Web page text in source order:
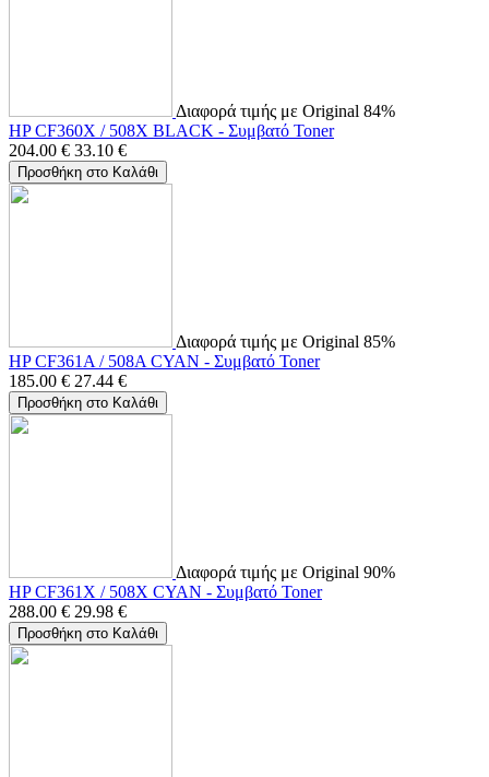
Διαφορά τιμής με Original 84%
HP CF360X / 508X BLACK - Συμβατό Toner
204.00 € 33.10 €
Προσθήκη στο Καλάθι
Διαφορά τιμής με Original 85%
HP CF361A / 508A CYAN - Συμβατό Toner
185.00 € 27.44 €
Προσθήκη στο Καλάθι
Διαφορά τιμής με Original 90%
HP CF361X / 508X CYAN - Συμβατό Toner
288.00 € 29.98 €
Προσθήκη στο Καλάθι